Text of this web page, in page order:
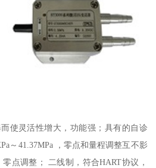
使灵活性增大，功能强；具有的自诊
～41.37MPa ，零点和量程调整互不影
点调整； 二线制，符合HART协议，